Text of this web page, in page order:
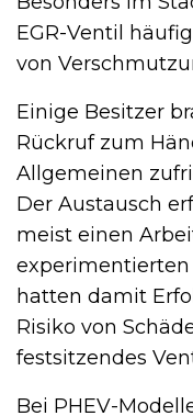
EGR-Ventil
von
Einige Besitzer
Rückruf zum
Allgemeinen
Der Austausch
meist einen
hatten damit
Risiko von
festsitzendes
Bei PHEV-